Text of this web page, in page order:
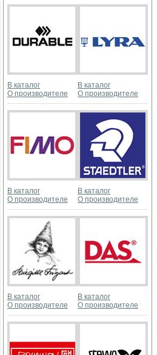
В каталог
О производителе
В каталог
О производителе
В каталог
О производителе
В каталог
О производителе
В каталог
О производителе
В каталог
О производителе